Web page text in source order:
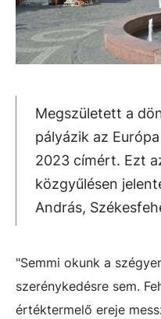
Megszületett a
pályázik az
2023 címért. Ezt
közgyűlésen
András,
"Semmi okunk a
szerénykedésre sem.
értéktermelő ereje